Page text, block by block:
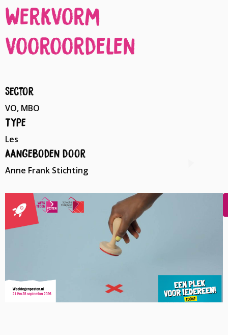
Werkvorm
vooroordelen
Sector
VO, MBO
Type
Les
Aangeboden door
Anne Frank Stichting